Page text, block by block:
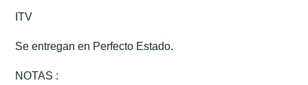
ITV
Se entregan en Perfecto Estado.
NOTAS :